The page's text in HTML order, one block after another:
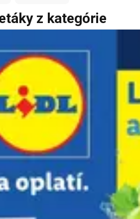
z kategórie